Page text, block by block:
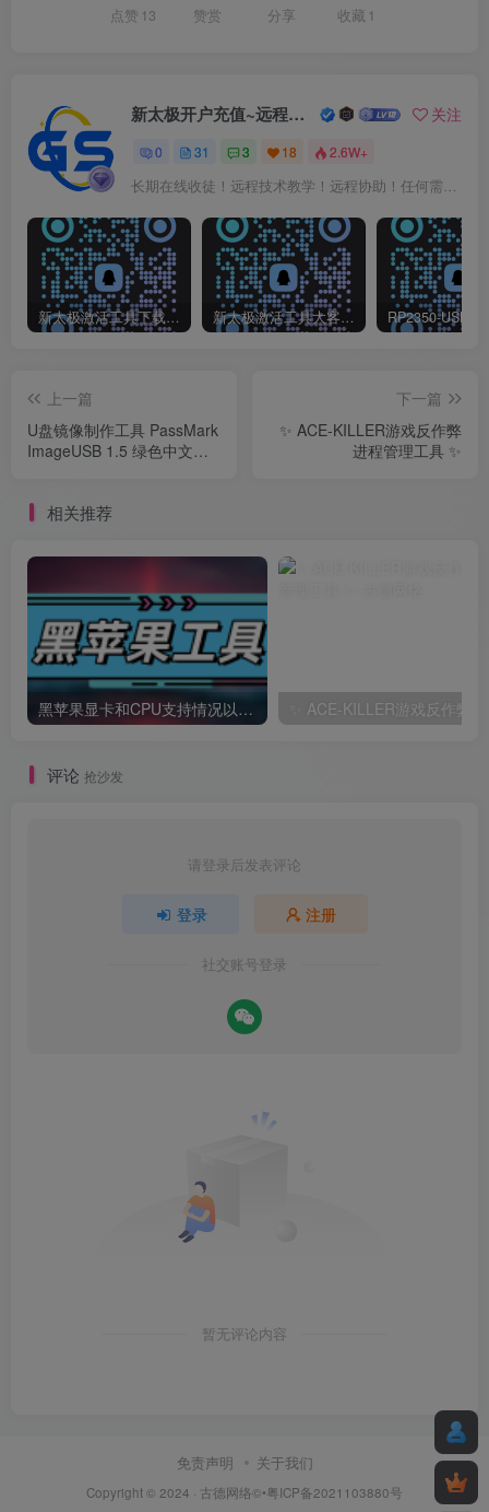
点赞 13 赞赏 分享 收藏 1
新太极开户充值~远程服务 关注
0 31 3 18 2.6W+
长期在线收徒！远程技术教学！远程协助！任何需要请进群联系我！
新太极激活工具下载/教程/充值/开户(QQ交流群号:523943346) 新太极激活工具大客户洽谈（QQ官方交流群：523943346）
上一篇
U盘镜像制作工具 PassMark
ImageUSB 1.5 绿色中文汉
下一篇
✨ ACE-KILLER游戏反作弊
进程管理工具 ✨
相关推荐
黑苹果显卡和CPU支持情况以及购买硬件防踩坑指南
评论 抢沙发
请登录后发表评论
登录 注册
社交账号登录
暂无评论内容
免责声明 关于我们
Copyright © 2024 · 古德网络©•粤ICP备2021103880号